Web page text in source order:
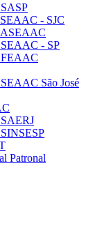
- SJC
ASEAAC
- SP
FEAAC
São José
Patronal